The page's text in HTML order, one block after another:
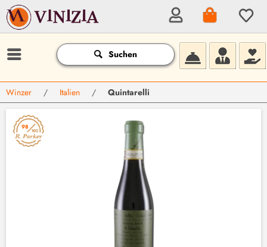
Suchen
Winzer / Italien / Quintarelli
98